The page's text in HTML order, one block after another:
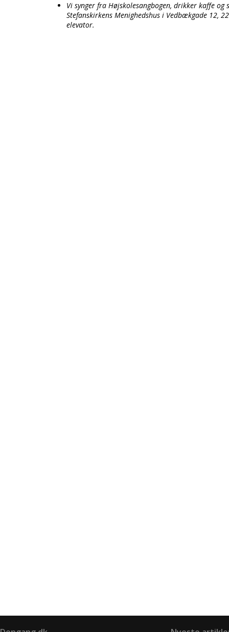
Vi synger fra Højskolesangbogen, drikker kaffe
Stefanskirkens Menighedshus i Vedbækgade 12,
elevator.